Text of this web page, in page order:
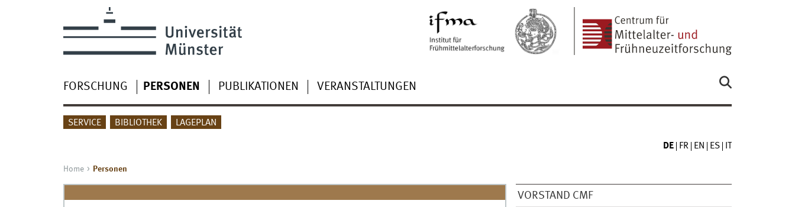
FORSCHUNG PERSONEN PUBLIKATIONEN VERANSTALTUNGEN
SERVICE BIBLIOTHEK LAGEPLAN
DE FR EN ES IT
Home Personen
VORSTAND CMF